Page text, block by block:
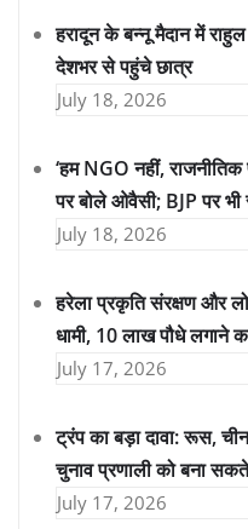
हरादून के बन्नू मैदान में राहुल
देशभर से पहुंचे छात्र
July 18, 2026
‘हम NGO नहीं, राजनीतिक
पर बोले ओवैसी; BJP पर भी
July 18, 2026
हरेला प्रकृति संरक्षण और
धामी, 10 लाख पौधे लगाने
July 17, 2026
ट्रंप का बड़ा दावा: रूस,
चुनाव प्रणाली को बना
July 17, 2026